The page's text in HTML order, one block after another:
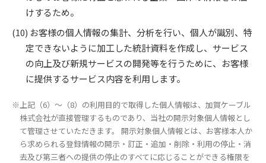
けするため。
お客様の個人情報の集計、分析を行い、個人が識別、特
定できないように加工した統計資料を作成し、サービス
の向上及び新規サービスの開発等を行うために、お客様
に提供するサービス内容を利用します。
※上記（6）～（8）の利用目的で取得した個人情報は、加賀ケーブル
株式会社が直接管理するものであり、当社の開示対象個人情報とし
て管理させていただきます。 開示対象個人情報とは、お客様本人か
ら求められる登録情報の開示・訂正・追加・削除・利用の停止・消
去及び第三者への提供の停止のすべてに応じることができる権限を